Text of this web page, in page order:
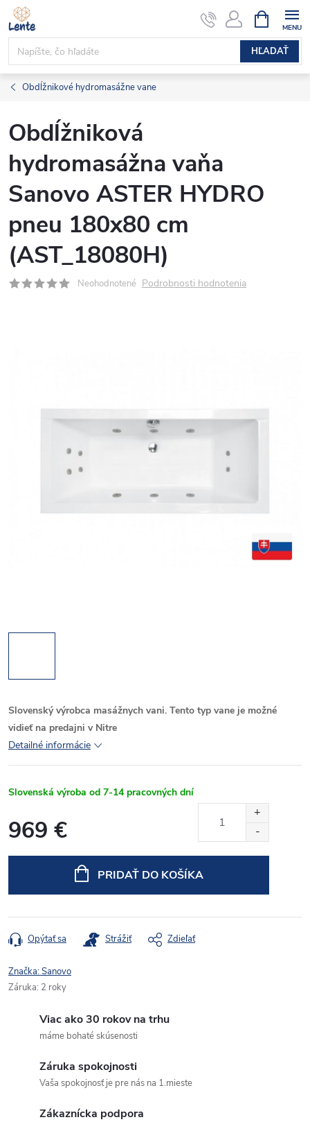
Prejsť
na
obsah
HĽADAŤ
KOŠÍK
Obdĺžnikové hydromasážne vane
Obdĺžniková
hydromasážna vaňa
Sanovo ASTER HYDRO
pneu 180x80 cm
(AST_18080H)
Neohodnotené Podrobnosti hodnotenia
Slovenský výrobca masážnych vani. Tento typ vane je možné
vidieť na predajni v Nitre
Detailné informácie
Slovenská výroba od 7-14 pracovných dní
969 €
PRIDAŤ DO KOŠÍKA
Opýtať sa Strážiť Zdieľať
Značka:Sanovo
Záruka: 2 roky
Viac ako 30 rokov na trhu
máme bohaté skúsenosti
Záruka spokojnosti
Vaša spokojnosť je pre nás na 1.mieste
Zákaznícka podpora